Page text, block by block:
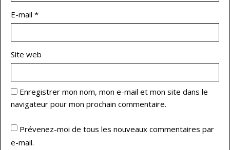
E-mail *
Site web
Enregistrer mon nom, mon e-mail et mon site dans le
navigateur pour mon prochain commentaire.
Prévenez-moi de tous les nouveaux commentaires par
e-mail.